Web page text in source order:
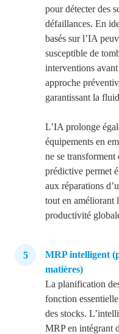
pour détecter des
défaillances. En
basés sur l’IA
susceptible de
interventions
approche
garantissant la
L’IA prolonge
équipements en
ne se transforment
prédictive permet
aux réparations
tout en améliorant
productivité
MRP intelligent
matières)
La planification
fonction
des stocks.
MRP en intégrant